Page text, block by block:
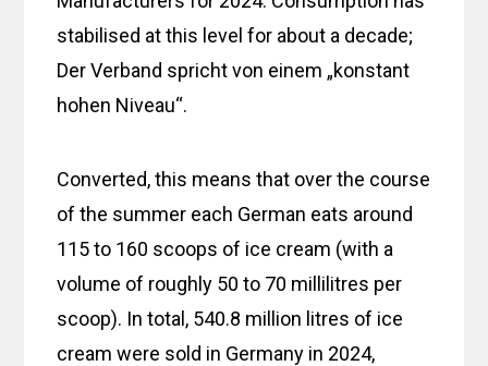
stabilised at this level for about a decade;
Der Verband spricht von einem „konstant
hohen Niveau“.
Converted, this means that over the course
of the summer each German eats around
115 to 160 scoops of ice cream (with a
volume of roughly 50 to 70 millilitres per
scoop). In total, 540.8 million litres of ice
cream were sold in Germany in 2024,